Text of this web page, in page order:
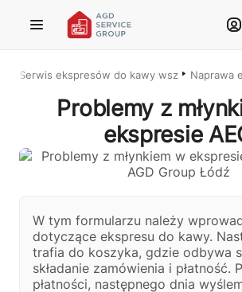
Przejdź do treści głównej
Serwis ekspresów do kawy wszystkich marek
Naprawa
Problemy z
ekspresie
W tym formularzu należy
dotyczące ekspresu do kawy.
trafia do koszyka, gdzie odbywa
składanie zamówienia i płatność.
płatności, następnego dnia
AGD Group • eksperci od ekspresów
☕